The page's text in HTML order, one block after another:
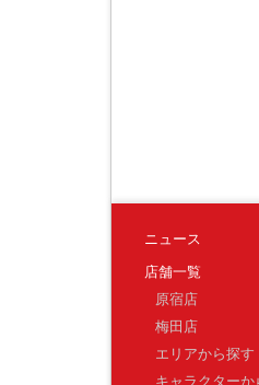
ニュース
店舗一覧
原宿店
梅田店
エリアから探す
キャラクターか